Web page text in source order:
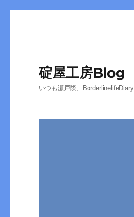
碇屋工房Blog
いつも瀬戸際、BorderlinelifeDiary